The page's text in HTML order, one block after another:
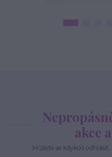
akce
Můžete se kdykoli